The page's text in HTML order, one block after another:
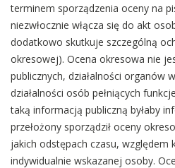
terminem sporządzenia oceny na
niezwłocznie włącza się do akt
dodatkowo skutkuje szczególną
okresowej). Ocena okresowa nie
publicznych, działalności organów
działalności osób pełniących
taką informacją publiczną byłaby
przełożony sporządził oceny
jakich odstępach czasu, względem
indywidualnie wskazanej osoby.